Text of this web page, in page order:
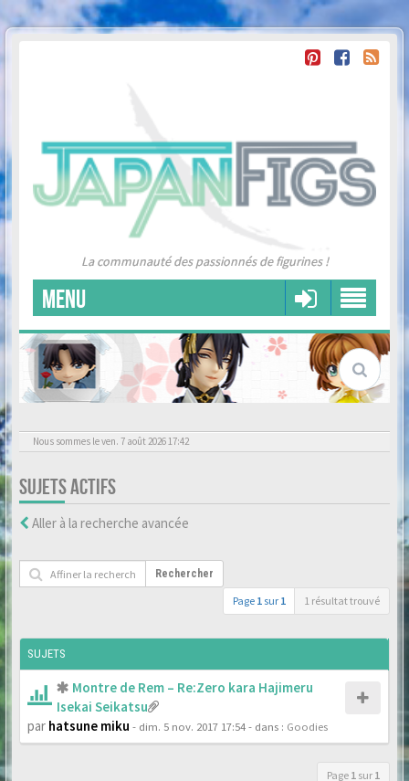
La communauté des passionnés de figurines !
MENU
Nous sommes le ven. 7 août 2026 17:42
SUJETS ACTIFS
Aller à la recherche avancée
Rechercher
Page 1 sur 1 1 résultat trouvé
SUJETS
Montre de Rem – Re:Zero kara Hajimeru
Isekai Seikatsu
par hatsune miku - dim. 5 nov. 2017 17:54- dans : Goodies
Page 1 sur 1